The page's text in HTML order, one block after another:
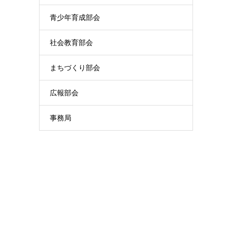
青少年育成部会
社会教育部会
まちづくり部会
広報部会
事務局